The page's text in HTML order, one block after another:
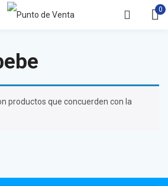
0
productos que concuerden con la